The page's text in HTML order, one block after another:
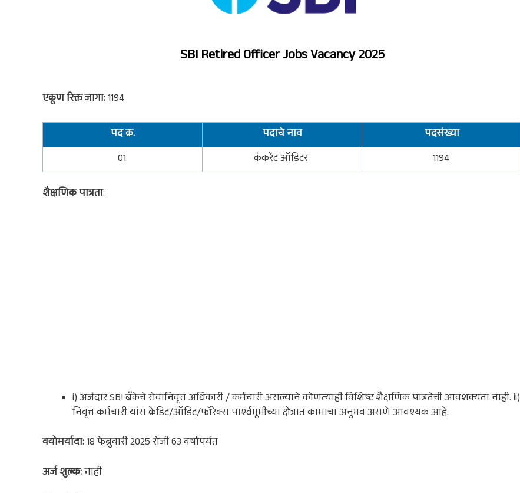
SBI Retired Officer Jobs Vacancy 2025
एकूण रिक्त जागा:1194
पद क्र. पदाचे नाव
पदसंख्या
01.
कंकरेंट ऑडिटर 1194
शैक्षणिक पात्रता:
i) अर्जदार SBI बँकेचे सेवानिवृत्त अधिकारी / कर्मचारी असल्याने कोणत्याही विशिष्ट शैक्षणिक पात्रतेची आवशक्यता नाही. ii)
निवृत्त कर्मचारी यांस क्रेडिट/ऑडिट/फॉरेक्स पार्श्वभूमीच्या क्षेत्रात कामाचा अनुभव असणे आवश्यक आहे.
वयोमर्यादा:18 फेब्रुवारी 2025 रोजी 63 वर्षांपर्यत
अर्ज शुल्क:नाही